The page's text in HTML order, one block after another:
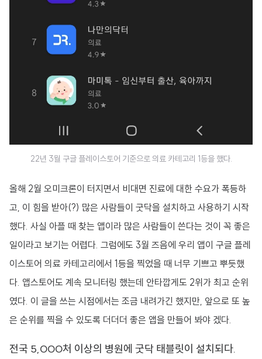
22년 3월 구글 플레이스토어 기준으로 의료 카테고리 1등을 했다.
올해 2월 오미크론이 터지면서 비대면 진료에 대한 수요가 폭등하
고, 이 힘을 받아(?) 많은 사람들이 굿닥을 설치하고 사용하기 시작
했다. 사실 아플 때 찾는 앱이라 많은 사람들이 쓴다는 것이 꼭 좋은
일이라고 보기는 어렵다. 그럼에도 3월 즈음에 우리 앱이 구글 플레
이스토어 의료 카테고리에서 1등을 찍었을 때 너무 기쁘고 뿌듯했
다. 앱스토어도 계속 모니터링 했는데 안타깝게도 2위가 최고 순위
였다. 이 글을 쓰는 시점에서는 조금 내려가긴 했지만, 앞으로 또 높
은 순위를 찍을 수 있도록 더더더 좋은 앱을 만들어 봐야 겠다.
전국 5,000처 이상의 병원에 굿닥 태블릿이 설치되다.